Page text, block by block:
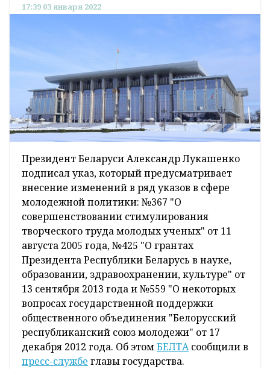
17:39 03 января 2022
Президент Беларуси Александр Лукашенко
подписал указ, который предусматривает
внесение изменений в ряд указов в сфере
молодежной политики: №367 "О
совершенствовании стимулирования
творческого труда молодых ученых" от 11
августа 2005 года, №425 "О грантах
Президента Республики Беларусь в науке,
образовании, здравоохранении, культуре" от
13 сентября 2013 года и №559 "О некоторых
вопросах государственной поддержки
общественного объединения "Белорусский
республиканский союз молодежи" от 17
декабря 2012 года. Об этомБЕЛТАсообщили в
пресс-службе главы государства.